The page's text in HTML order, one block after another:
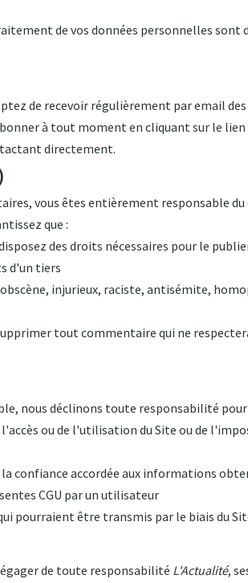
de vos données personnelles sont
de recevoir régulièrement par email
à tout moment en cliquant sur le
directement.
vous êtes entièrement responsable du
que :
des droits nécessaires pour le
d'un tiers
injurieux, raciste, antisémite,
tout commentaire qui ne
nous déclinons toute responsabilité pour
ou de l'utilisation du Site ou de
confiance accordée aux informations
CGU par un utilisateur
pourraient être transmis par le biais du
de toute responsabilité L'Actualité,